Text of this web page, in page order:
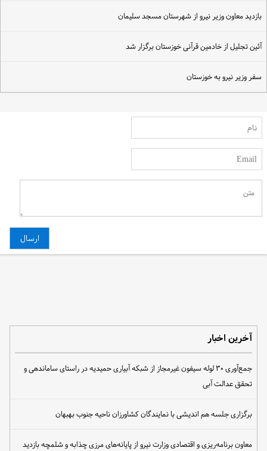
بازدید معاون وزیر نیرو از شهرستان مسجد سلیمان
آئین تجلیل از خادمین قرآنی خوزستان برگزار شد
سفر وزیر نیرو به خوزستان
آخرین اخبار
جمع‌آوری ۳۰ لوله سیفون غیرمجاز از شبکه آبیاری حمیدیه در راستای ساماندهی و
تحقق عدالت آبی
برگزاری جلسه هم اندیشی با نمایندگان کشاورزان ناحیه جنوب بهبهان
معاون برنامه‌ریزی و اقتصادی وزارت نیرو از پایانه‌های مرزی چذابه و شلمچه بازدید